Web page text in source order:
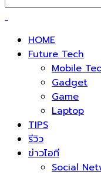
HOME
Future Tech
Mobile
Gadget
Game
Laptop
TIPS
รีวิว
ข่าวไอที
Social